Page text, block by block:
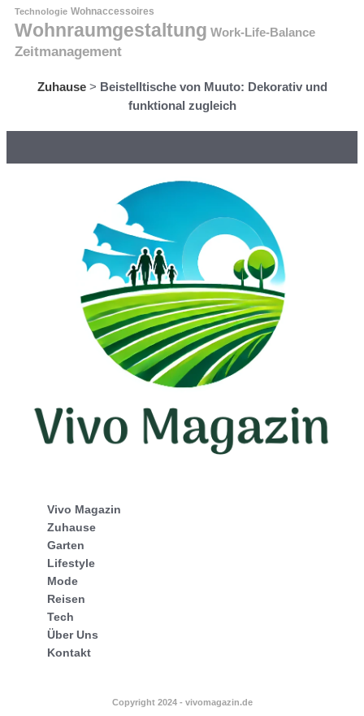
Technologie Wohnaccessoires
Wohnraumgestaltung Work-Life-Balance
Zeitmanagement
Zuhause> Beistelltische von Muuto: Dekorativ und
funktional zugleich
Vivo Magazin
Zuhause
Garten
Lifestyle
Mode
Reisen
Tech
Über Uns
Kontakt
Copyright 2024 - vivomagazin.de